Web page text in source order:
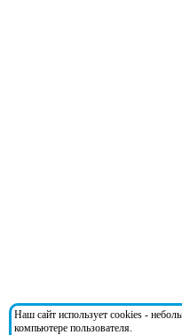
Наш сайт использует cookies -
компьютере пользователя.